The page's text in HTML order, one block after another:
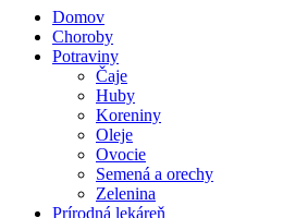
Domov
Choroby
Potraviny
Čaje
Huby
Koreniny
Oleje
Ovocie
Semená a orechy
Zelenina
Prírodná lekáreň